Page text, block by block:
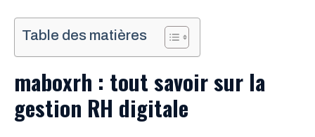
Table des matières
maboxrh : tout savoir sur la
gestion RH digitale